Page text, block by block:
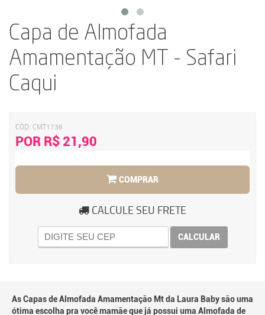
Capa de Almofada
Amamentação MT - Safari
Caqui
CÓD: CMT1736
POR R$ 21,90
COMPRAR
CALCULE SEU FRETE
CALCULAR
As Capas de Almofada Amamentação Mt da Laura Baby são uma
ótima escolha pra você mamãe que já possui uma Almofada de